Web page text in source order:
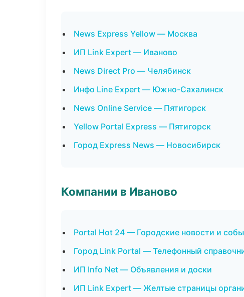
News Express Yellow — Москва
ИП Link Expert — Иваново
News Direct Pro — Челябинск
Инфо Line Expert — Южно-Сахалинск
News Online Service — Пятигорск
Yellow Portal Express — Пятигорск
Город Express News — Новосибирск
Компании в Иваново
Portal Hot 24 — Городские новости и
Город Link Portal — Телефонный
ИП Info Net — Объявления и доски
ИП Link Expert — Желтые страницы